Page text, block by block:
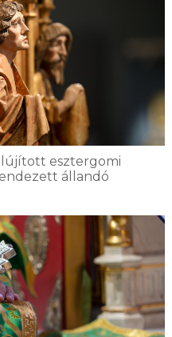
esztergomi
állandó